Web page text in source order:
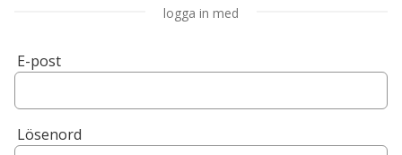
logga in med
E-post
Lösenord